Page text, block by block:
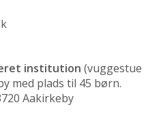
institution (vuggestue
med plads til 45 børn.
Aakirkeby